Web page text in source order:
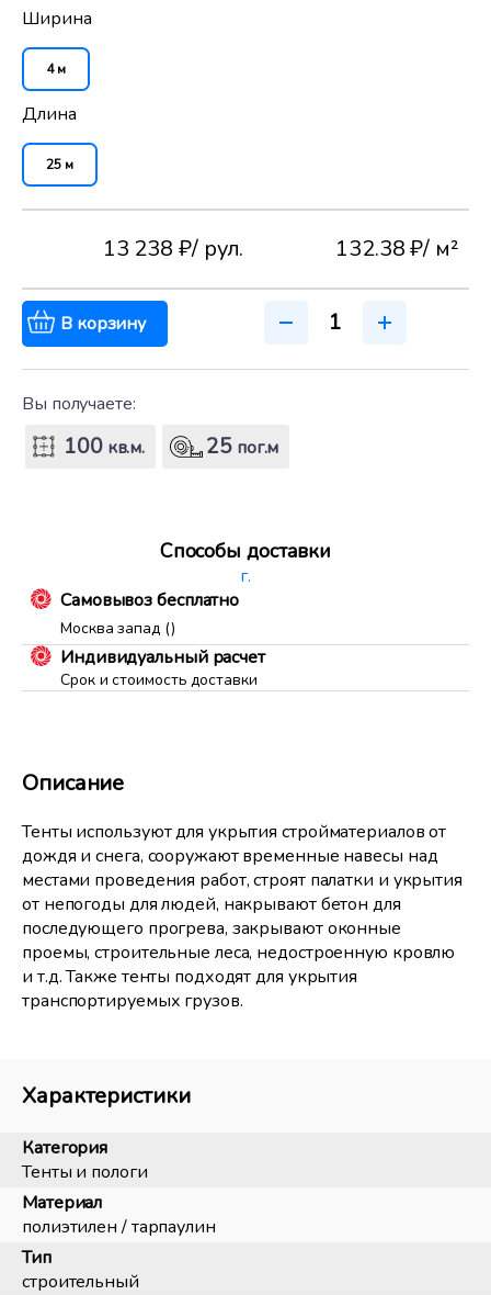
Ширина
4 м
Длина
25 м
13 238 ₽/ рул. 132.38 ₽/ м²
В корзину
Вы получаете:
100кв.м. 25пог.м
Способы доставки
г.
Самовывоз бесплатно
Москва запад ()
Индивидуальный расчет
Срок и стоимость доставки
Описание
Тенты используют для укрытия стройматериалов от
дождя и снега, сооружают временные навесы над
местами проведения работ, строят палатки и укрытия
от непогоды для людей, накрывают бетон для
последующего прогрева, закрывают оконные
проемы, строительные леса, недостроенную кровлю
и т.д. Также тенты подходят для укрытия
транспортируемых грузов.
Характеристики
Категория
Тенты и пологи
Материал
полиэтилен / тарпаулин
Тип
строительный